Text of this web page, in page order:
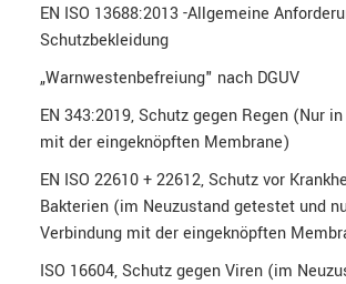
EN ISO 13688:2013 -Allgemeine
Schutzbekleidung
„Warnwestenbefreiung" nach DGUV
EN 343:2019, Schutz gegen Regen (Nur
mit der eingeknöpften Membrane)
EN ISO 22610 + 22612, Schutz vor
Bakterien (im Neuzustand getestet und
Verbindung mit der eingeknöpften
ISO 16604, Schutz gegen Viren (im